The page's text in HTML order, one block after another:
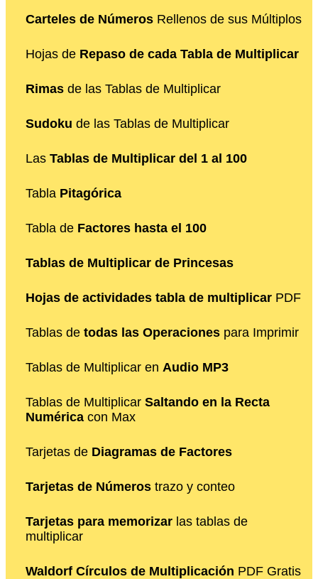
Carteles de Números Rellenos de sus Múltiplos
Hojas de Repaso de cada Tabla de Multiplicar
Rimas de las Tablas de Multiplicar
Sudoku de las Tablas de Multiplicar
Las Tablas de Multiplicar del 1 al 100
Tabla Pitagórica
Tabla de Factores hasta el 100
Tablas de Multiplicar de Princesas
Hojas de actividades tabla de multiplicar PDF
Tablas de todas las Operaciones para Imprimir
Tablas de Multiplicar en Audio MP3
Tablas de Multiplicar Saltando en la Recta
Numérica con Max
Tarjetas de Diagramas de Factores
Tarjetas de Números trazo y conteo
Tarjetas para memorizar las tablas de
multiplicar
Waldorf Círculos de Multiplicación PDF Gratis